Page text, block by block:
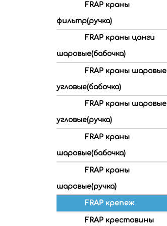
FRAP краны
фильтр(ручка)
FRAP краны цанги
шаровые(бабочка)
FRAP краны шаровые
угловые(бабочка)
FRAP краны шаровые
угловые(ручка)
FRAP краны
шаровые(бабочка)
FRAP краны
шаровые(ручка)
FRAP крепеж
FRAP крестовины